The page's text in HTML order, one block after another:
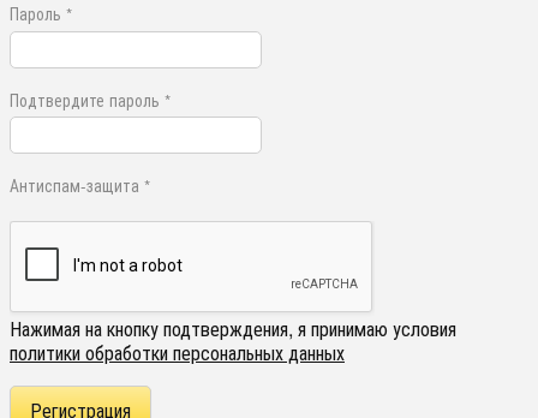
Пароль *
Подтвердите пароль *
Антиспам-защита *
Нажимая на кнопку подтверждения, я принимаю условия
политики обработки персональных данных